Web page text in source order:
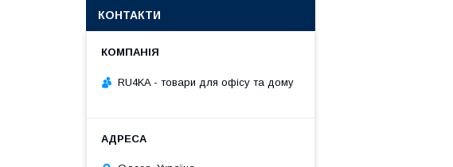
КОНТАКТИ
RU4KA - товари для офісу та дому